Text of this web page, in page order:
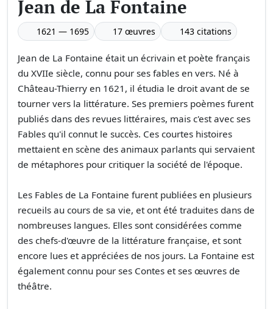
Jean de La Fontaine
1621 — 1695 17 œuvres 143 citations
Jean de La Fontaine était un écrivain et poète français
du XVIIe siècle, connu pour ses fables en vers. Né à
Château-Thierry en 1621, il étudia le droit avant de se
tourner vers la littérature. Ses premiers poèmes furent
publiés dans des revues littéraires, mais c'est avec ses
Fables qu'il connut le succès. Ces courtes histoires
mettaient en scène des animaux parlants qui servaient
de métaphores pour critiquer la société de l'époque.
Les Fables de La Fontaine furent publiées en plusieurs
recueils au cours de sa vie, et ont été traduites dans de
nombreuses langues. Elles sont considérées comme
des chefs-d'œuvre de la littérature française, et sont
encore lues et appréciées de nos jours. La Fontaine est
également connu pour ses Contes et ses œuvres de
théâtre.